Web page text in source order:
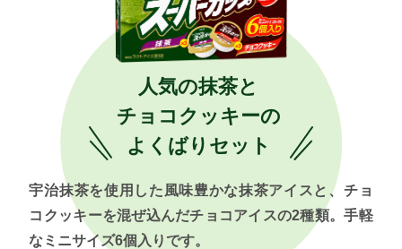
人気の抹茶と
チョコクッキーの
よくばりセット
宇治抹茶を使用した風味豊かな抹茶アイスと、チョ
コクッキーを混ぜ込んだチョコアイスの2種類。手軽
なミニサイズ6個入りです。